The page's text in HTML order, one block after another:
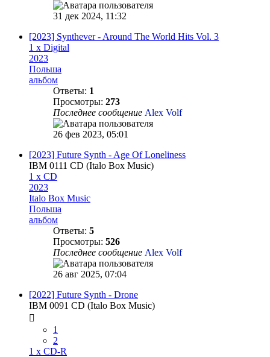
31 дек 2024, 11:32
[2023] Synthever - Around The World Hits Vol. 3
1 x Digital
2023
Польша
альбом
Ответы: 1
Просмотры: 273
Последнее сообщение Alex Volf
26 фев 2023, 05:01
[2023] Future Synth - Age Of Loneliness
IBM 0111 CD (Italo Box Music)
1 x CD
2023
Italo Box Music
Польша
альбом
Ответы: 5
Просмотры: 526
Последнее сообщение Alex Volf
26 авг 2025, 07:04
[2022] Future Synth - Drone
IBM 0091 CD (Italo Box Music)
1
2
1 x CD-R